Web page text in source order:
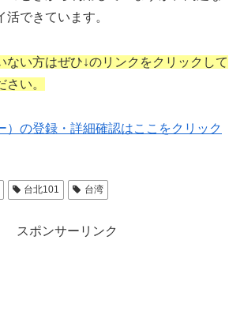
活できています。
ない方はぜひ↓のリンクをクリックして
い。
）の登録・詳細確認はここをクリック
台北101 台湾
スポンサーリンク